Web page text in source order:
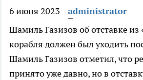
6 июня 2023
administrator
Шамиль Газизов об отставке
корабля должен был уходить
Шамиль Газизов отметил, что
принято уже давно, но в